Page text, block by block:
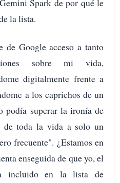
Spark de por qué le
la lista.
de Google acceso a tanto
sobre mi vida,
digitalmente frente a
a los caprichos de un
podía superar la ironía de
de toda la vida a solo un
frecuente". ¿Estamos en
enseguida de que yo, el
incluido en la lista de